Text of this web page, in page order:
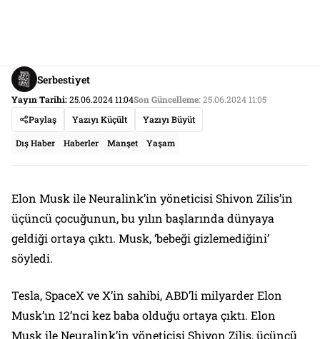
Serbestiyet
Yayın Tarihi:25.06.2024 11:04Son Güncelleme:25.06.2024 11:05
Paylaş
Yazıyı Küçült Yazıyı Büyüt
Dış Haber Haberler Manşet Yaşam
Elon Musk ile Neuralink’in yöneticisi Shivon Zilis’in
üçüncü çocuğunun, bu yılın başlarında dünyaya
geldiği ortaya çıktı. Musk, ‘bebeği gizlemediğini’
söyledi.
Tesla, SpaceX ve X’in sahibi, ABD’li milyarder Elon
Musk’ın 12’nci kez baba olduğu ortaya çıktı. Elon
Musk ile Neuralink’in yöneticisi Shivon Zilis, üçüncü